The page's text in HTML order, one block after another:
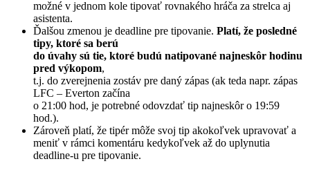
možné v jednom kole tipovať rovnakého hráča za strelca aj
asistenta.
Ďalšou zmenou je deadline pre tipovanie. Platí, že posledné
tipy, ktoré sa berú
do úvahy sú tie, ktoré budú natipované najneskôr hodinu
pred výkopom,
t.j. do zverejnenia zostáv pre daný zápas (ak teda napr. zápas
LFC – Everton začína
o 21:00 hod, je potrebné odovzdať tip najneskôr o 19:59
hod.).
Zároveň platí, že tipér môže svoj tip akokoľvek upravovať a
meniť v rámci komentáru kedykoľvek až do uplynutia
deadline-u pre tipovanie.